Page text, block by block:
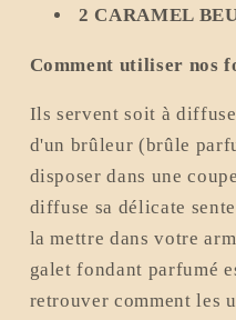
2 CARAMEL
Comment utiliser nos
Ils servent soit à
d'un brûleur (brûle
disposer dans une
diffuse sa délicate
la mettre dans votre
galet fondant parfumé
retrouver comment les